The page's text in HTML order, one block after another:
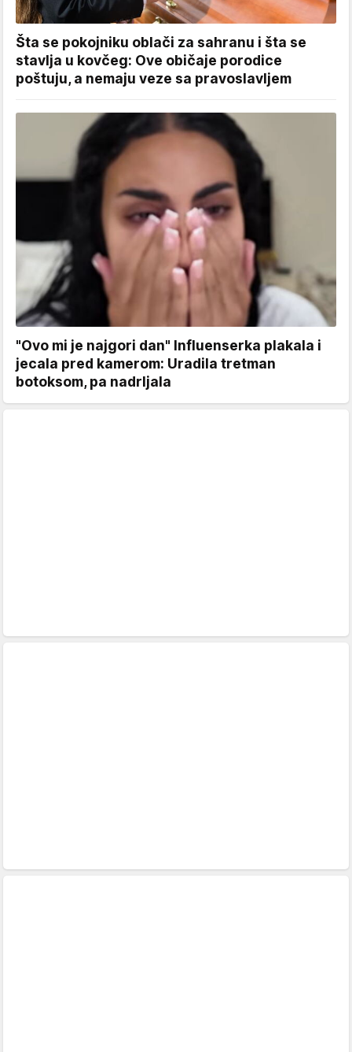
Šta se pokojniku oblači za sahranu i šta se
stavlja u kovčeg: Ove običaje porodice
poštuju, a nemaju veze sa pravoslavljem
"Ovo mi je najgori dan" Influenserka plakala i
jecala pred kamerom: Uradila tretman
botoksom, pa nadrljala